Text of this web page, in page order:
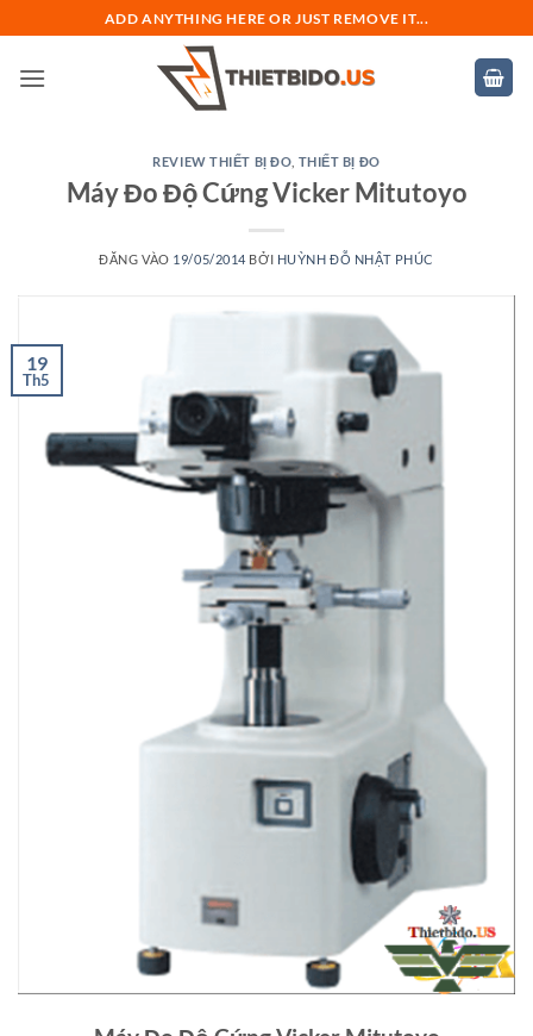
qua
nội
ADD ANYTHING HERE OR JUST REMOVE IT...
REVIEW THIẾT BỊ ĐO THIẾT BỊ ĐO
Máy Đo Độ Cứng Vicker Mitutoyo
ĐĂNG VÀO 19/05/2014 BỞI HUỲNH ĐỖ NHẬT PHÚC
19
Th5